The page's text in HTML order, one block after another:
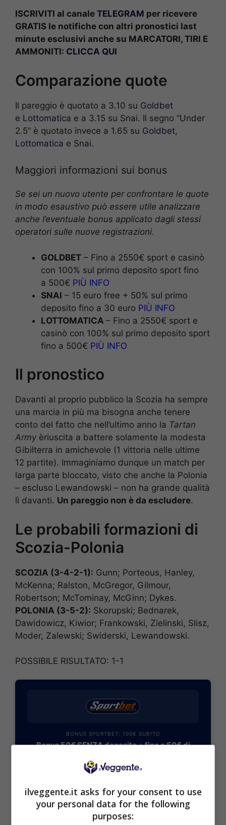
ISCRIVITI al canale TELEGRAM per ricevere
GRATIS le notifiche con altri pronostici last
minute esclusivi anche su MARCATORI, TIRI E
AMMONITI: CLICCA QUI
Comparazione quote
Il pareggio è quotato a 3.10 su Goldbet
e Lottomatica e a 3.15 su Snai. Il segno “Under
2.5” è quotato invece a 1.65 su Goldbet,
Lottomatica e Snai.
Maggiori informazioni sui bonus
Se sei un nuovo utente per confrontare le quote
in modo esaustivo può essere utile analizzare
anche l’eventuale bonus applicato dagli stessi
operatori sulle nuove registrazioni.
GOLDBET – Fino a 2550€ sport e casinò
con 100% sul primo deposito sport fino
a 500€ PIÙ INFO
SNAI – 15 euro free + 50% sul primo
deposito fino a 30 euro PIÙ INFO
LOTTOMATICA – Fino a 2550€ sport e
casinò con 100% sul primo deposito sport
fino a 500€ PIÙ INFO
Il pronostico
Davanti al proprio pubblico la Scozia ha sempre
una marcia in più ma bisogna anche tenere
conto del fatto che nell’ultimo anno la Tartan
Army èriuscita a battere solamente la modesta
Gibilterra in amichevole (1 vittoria nelle ultime
12 partite). Immaginiamo dunque un match per
larga parte bloccato, visto che anche la Polonia
– escluso Lewandowski – non ha grande qualità
lì davanti. Un pareggio non è da escludere.
Le probabili formazioni di
Scozia-Polonia
SCOZIA (3-4-2-1): Gunn; Porteous, Hanley,
McKenna; Ralston, McGregor, Gilmour,
Robertson; McTominay, McGinn; Dykes.
POLONIA (3-5-2): Skorupski; Bednarek,
Dawidowicz, Kiwior; Frankowski, Zielinski, Slisz,
Moder, Zalewski; Swiderski, Lewandowski.
POSSIBILE RISULTATO: 1-1
BONUS SPORTBET: 100€ SUBITO
Bonus 50€ SENZA deposito + fino a 50€ di
Bonus 50€ senza deposito sport + fino a 50€ di
200€
VERIFICA
ilveggente.it asks for your consent to use
your personal data for the following
purposes: